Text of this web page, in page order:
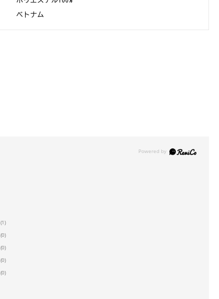
ベトナム
(1)
(0)
(0)
(0)
(0)